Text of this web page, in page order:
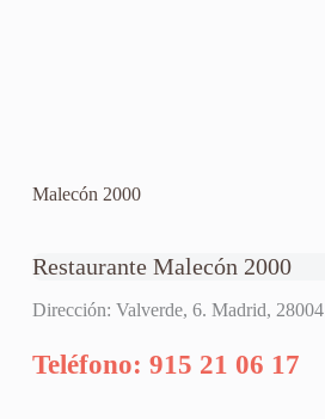
Malecón 2000
Restaurante Malecón 2000
Dirección: Valverde, 6. Madrid, 28004
Teléfono: 915 21 06 17